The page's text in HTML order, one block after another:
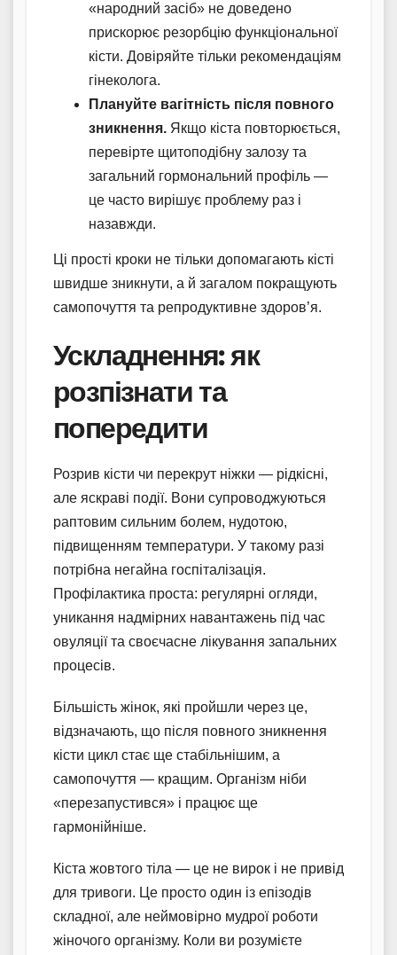
«народний засіб» не доведено
прискорює резорбцію функціональної
кісти. Довіряйте тільки рекомендаціям
гінеколога.
Плануйте вагітність після повного
зникнення. Якщо кіста повторюється,
перевірте щитоподібну залозу та
загальний гормональний профіль —
це часто вирішує проблему раз і
назавжди.
Ці прості кроки не тільки допомагають кісті
швидше зникнути, а й загалом покращують
самопочуття та репродуктивне здоров’я.
Ускладнення: як
розпізнати та
попередити
Розрив кісти чи перекрут ніжки — рідкісні,
але яскраві події. Вони супроводжуються
раптовим сильним болем, нудотою,
підвищенням температури. У такому разі
потрібна негайна госпіталізація.
Профілактика проста: регулярні огляди,
уникання надмірних навантажень під час
овуляції та своєчасне лікування запальних
процесів.
Більшість жінок, які пройшли через це,
відзначають, що після повного зникнення
кісти цикл стає ще стабільнішим, а
самопочуття — кращим. Організм ніби
«перезапустився» і працює ще
гармонійніше.
Кіста жовтого тіла — це не вирок і не привід
для тривоги. Це просто один із епізодів
складної, але неймовірно мудрої роботи
жіночого організму. Коли ви розумієте